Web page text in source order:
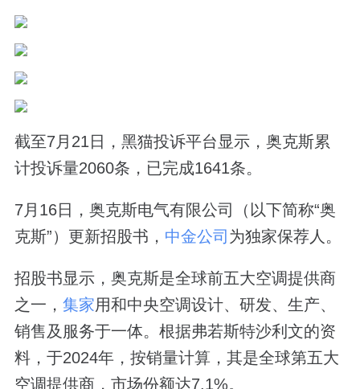
截至7月21日，黑猫投诉平台显示，奥克斯累
计投诉量2060条，已完成1641条。
7月16日，奥克斯电气有限公司（以下简称“奥
克斯”）更新招股书， 中金公司为独家保荐人。
招股书显示，奥克斯是全球前五大空调提供商
之一， 集家用和中央空调设计、研发、生产、
销售及服务于一体。根据弗若斯特沙利文的资
料，于2024年，按销量计算，其是全球第五大
空调提供商，市场份额达7.1%。